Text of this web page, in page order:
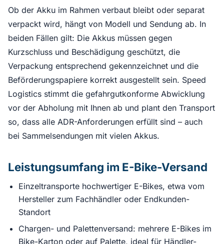
Ob der Akku im Rahmen verbaut bleibt oder separat
verpackt wird, hängt von Modell und Sendung ab. In
beiden Fällen gilt: Die Akkus müssen gegen
Kurzschluss und Beschädigung geschützt, die
Verpackung entsprechend gekennzeichnet und die
Beförderungspapiere korrekt ausgestellt sein. Speed
Logistics stimmt die gefahrgutkonforme Abwicklung
vor der Abholung mit Ihnen ab und plant den Transport
so, dass alle ADR-Anforderungen erfüllt sind – auch
bei Sammelsendungen mit vielen Akkus.
Leistungsumfang im E-Bike-Versand
Einzeltransporte hochwertiger E-Bikes, etwa vom
Hersteller zum Fachhändler oder Endkunden-
Standort
Chargen- und Palettenversand: mehrere E-Bikes im
Bike-Karton oder auf Palette, ideal für Händler-